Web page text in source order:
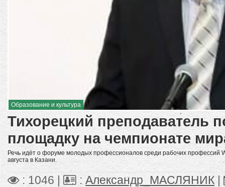
Образование и культура
Тихорецкий преподаватель
площадку на чемпионате
Речь идёт о форуме молодых профессионалов среди рабочих профессий
августа в Казани.
: 1046 | : Александр_МАСЛЯНИК|